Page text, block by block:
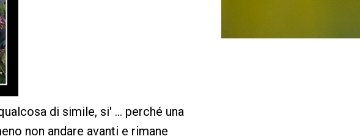
di simile, si' ... perché una
non andare avanti e rimane